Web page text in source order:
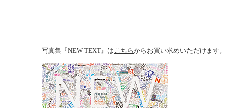
写真集『NEW TEXT』はこちらからお買い求めいただけます。